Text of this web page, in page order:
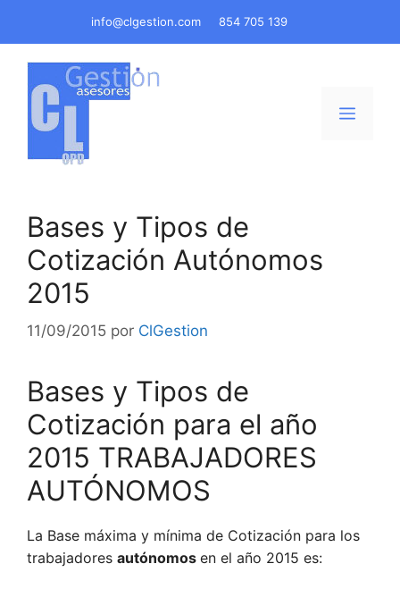
info@clgestion.com 854 705 139
Menú
Bases y Tipos de
Cotización Autónomos
2015
11/09/2015 por ClGestion
Bases y Tipos de
Cotización para el año
2015 TRABAJADORES
AUTÓNOMOS
La Base máxima y mínima de Cotización para los
trabajadores autónomos en el año 2015 es: